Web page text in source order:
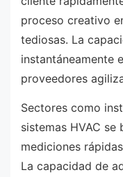
proceso creativo
tediosas. La
instantáneamente
proveedores
Sectores como
sistemas HVAC
mediciones
La capacidad de